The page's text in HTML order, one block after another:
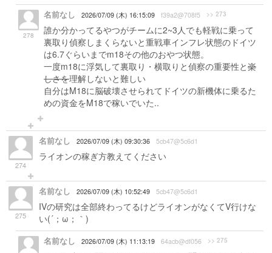
278
名前なし 2026/07/09 (木) 16:15:09 f39a2@708f5 >> 273
誰か分かってるやつがチームに2~3人でも軽戦に乗って
裏取り偵察しまくらないと重戦車インフレ状態のドイツ
は6.7ぐらいまでm18その他のおやつ状態。
一度m18に浮気して裏取り・横取りと偵察の重要性と楽
しさを理解しないと難しい
自分はM18に脳破壊させられてドイツの新機体に乗るた
めの資金をM18で稼いでいた..
274
名前なし 2026/07/09 (木) 09:30:36 5cb47@5c6d1
ライオンの稼ぎ方教えてください
275
名前なし 2026/07/09 (木) 10:52:49 5cb47@5c6d1
IVの研究は全部終わってるけどライオンがなくてV行けな
い(´；ω；｀)
名前なし 2026/07/09 (木) 11:13:19 64acb@df056 >> 275